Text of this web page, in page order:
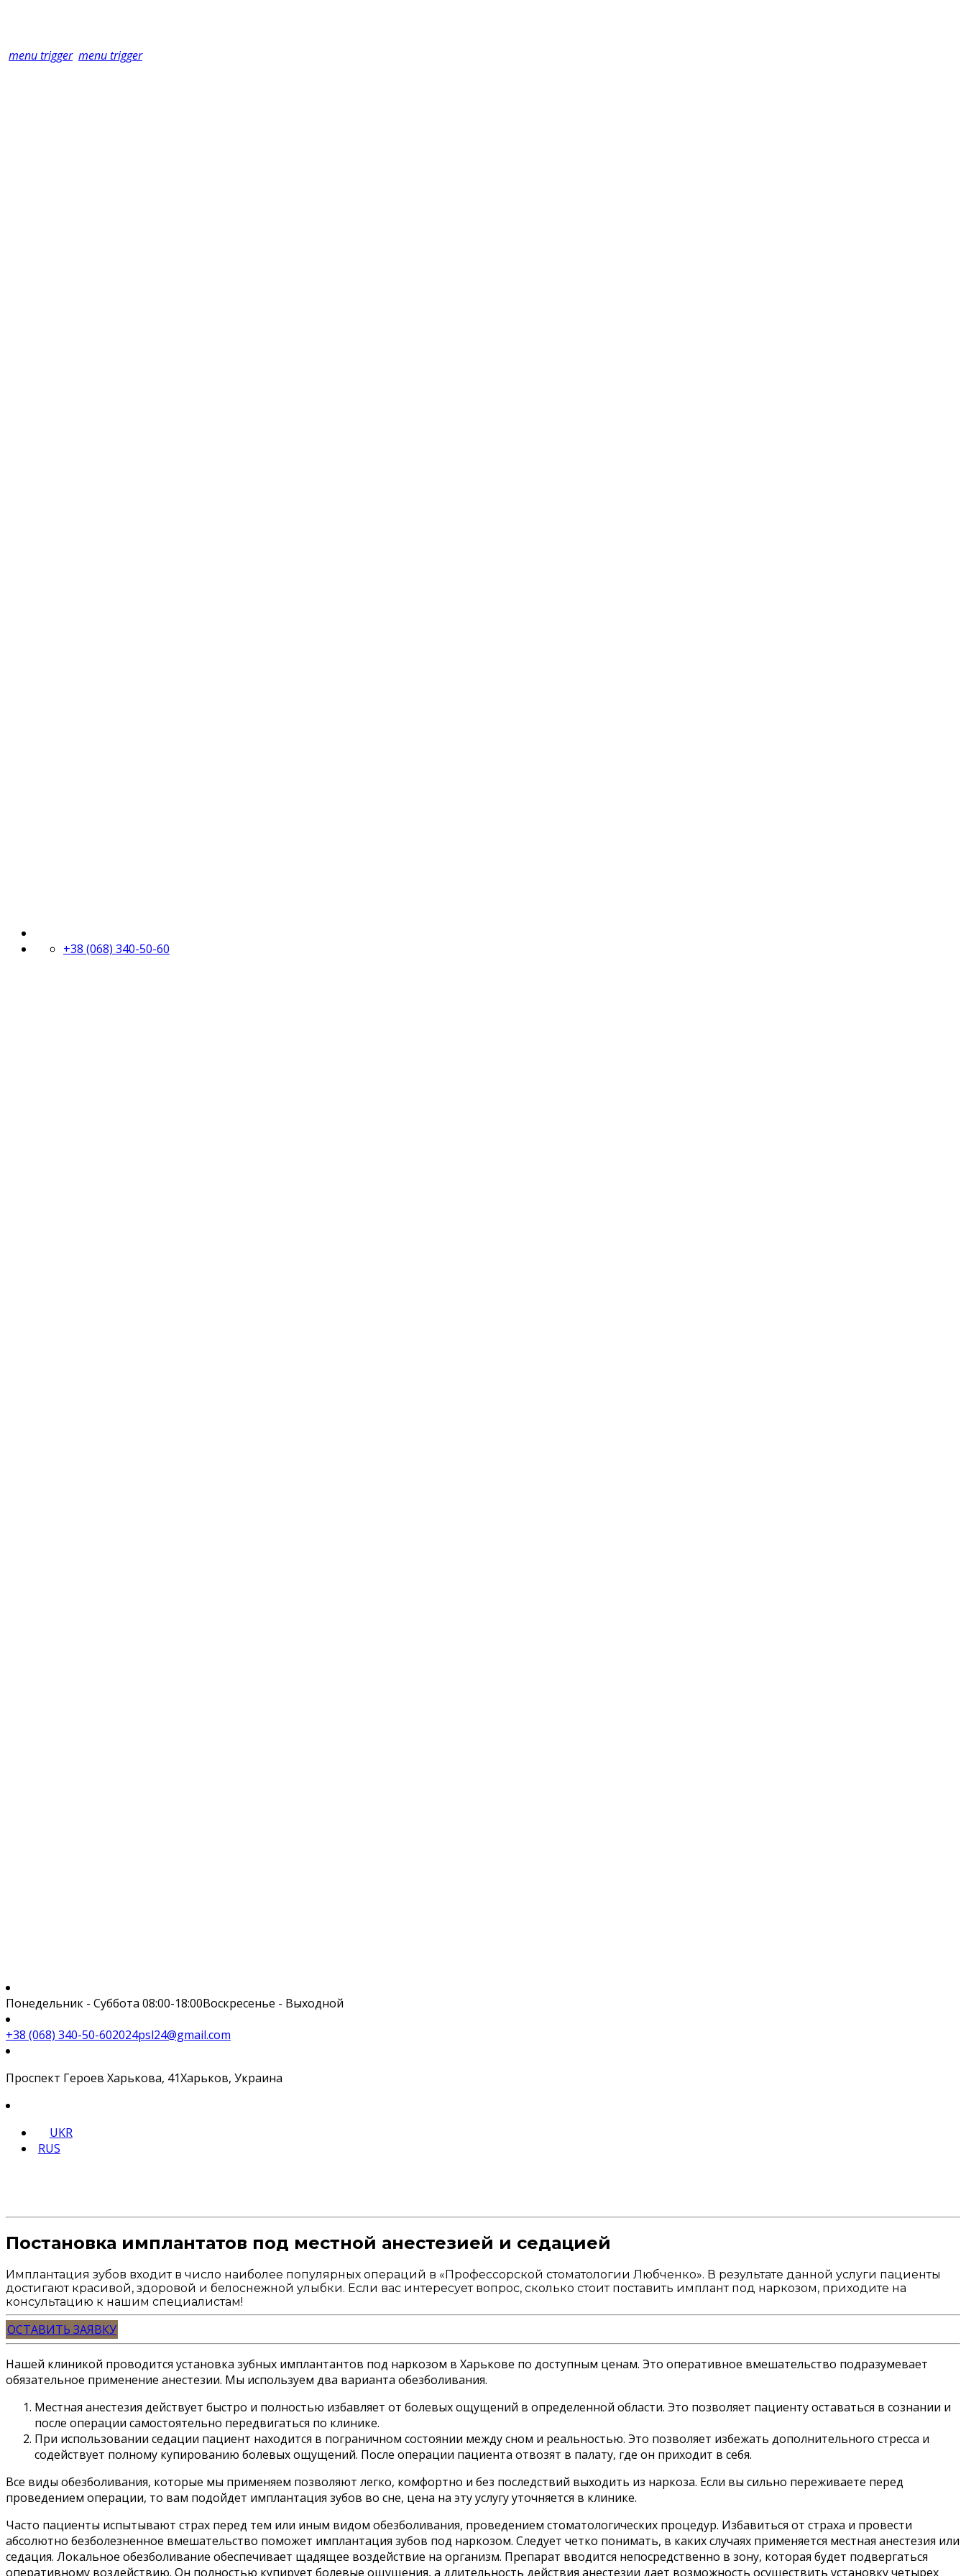
+38 (068) 340-50-60
menu trigger menu trigger
Понедельник - Суббота 08:00-18:00Воскресенье - Выходной
+38 (068) 340-50-602024psl24@gmail.com
Проспект Героев Харькова, 41Харьков, Украина
UKR
RUS
Постановка имплантатов под местной анестезией и седацией
Имплантация зубов входит в число наиболее популярных операций в «Профессорской стоматологии Любченко». В результате данной услуги пациенты
достигают красивой, здоровой и белоснежной улыбки. Если вас интересует вопрос, сколько стоит поставить имплант под наркозом, приходите на
консультацию к нашим специалистам!
ОСТАВИТЬ ЗАЯВКУ
Нашей клиникой проводится установка зубных имплантантов под наркозом в Харькове по доступным ценам. Это оперативное вмешательство подразумевает
обязательное применение анестезии. Мы используем два варианта обезболивания.
Местная анестезия действует быстро и полностью избавляет от болевых ощущений в определенной области. Это позволяет пациенту оставаться в сознании и
после операции самостоятельно передвигаться по клинике.
При использовании седации пациент находится в пограничном состоянии между сном и реальностью. Это позволяет избежать дополнительного стресса и
содействует полному купированию болевых ощущений. После операции пациента отвозят в палату, где он приходит в себя.
Все виды обезболивания, которые мы применяем позволяют легко, комфортно и без последствий выходить из наркоза. Если вы сильно переживаете перед
проведением операции, то вам подойдет имплантация зубов во сне, цена на эту услугу уточняется в клинике.
Часто пациенты испытывают страх перед тем или иным видом обезболивания, проведением стоматологических процедур. Избавиться от страха и провести
абсолютно безболезненное вмешательство поможет имплантация зубов под наркозом. Следует четко понимать, в каких случаях применяется местная анестезия или
седация. Локальное обезболивание обеспечивает щадящее воздействие на организм. Препарат вводится непосредственно в зону, которая будет подвергаться
оперативному воздействию. Он полностью купирует болевые ощущения, а длительность действия анестезии дает возможность осуществить установку четырех